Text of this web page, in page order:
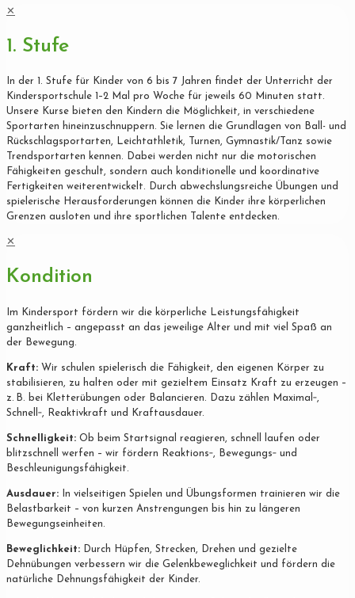
✕
1. Stufe
In der 1. Stufe für Kinder von 6 bis 7 Jahren findet der Unterricht der
Kindersportschule 1–2 Mal pro Woche für jeweils 60 Minuten statt.
Unsere Kurse bieten den Kindern die Möglichkeit, in verschiedene
Sportarten hineinzuschnuppern. Sie lernen die Grundlagen von Ball- und
Rückschlagsportarten, Leichtathletik, Turnen, Gymnastik/Tanz sowie
Trendsportarten kennen. Dabei werden nicht nur die motorischen
Fähigkeiten geschult, sondern auch konditionelle und koordinative
Fertigkeiten weiterentwickelt. Durch abwechslungsreiche Übungen und
spielerische Herausforderungen können die Kinder ihre körperlichen
Grenzen ausloten und ihre sportlichen Talente entdecken.
✕
Kondition
Im Kindersport fördern wir die körperliche Leistungsfähigkeit
ganzheitlich – angepasst an das jeweilige Alter und mit viel Spaß an
der Bewegung.
Kraft: Wir schulen spielerisch die Fähigkeit, den eigenen Körper zu
stabilisieren, zu halten oder mit gezieltem Einsatz Kraft zu erzeugen –
z. B. bei Kletterübungen oder Balancieren. Dazu zählen Maximal‐,
Schnell‐, Reaktivkraft und Kraftausdauer.
Schnelligkeit: Ob beim Startsignal reagieren, schnell laufen oder
blitzschnell werfen – wir fördern Reaktions‐, Bewegungs‐ und
Beschleunigungsfähigkeit.
Ausdauer: In vielseitigen Spielen und Übungsformen trainieren wir die
Belastbarkeit – von kurzen Anstrengungen bis hin zu längeren
Bewegungseinheiten.
Beweglichkeit: Durch Hüpfen, Strecken, Drehen und gezielte
Dehnübungen verbessern wir die Gelenkbeweglichkeit und fördern die
natürliche Dehnungsfähigkeit der Kinder.